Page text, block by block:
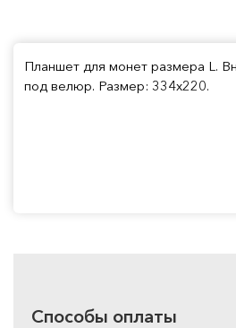
Планшет для монет размера L.
под велюр. Размер: 334х220.
Способы оплаты